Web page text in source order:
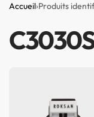
Accueil›Produits
C3030S